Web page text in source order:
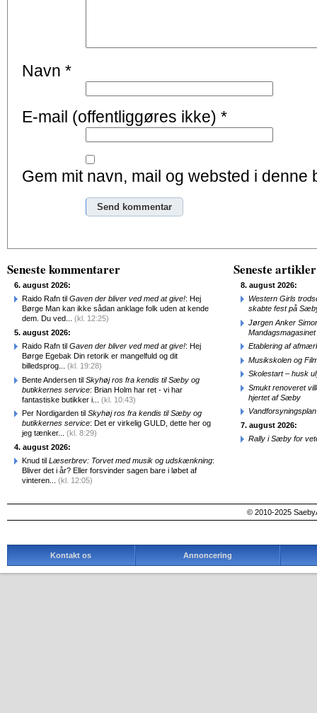
Navn *
E-mail (offentliggøres ikke) *
Gem mit navn, mail og websted i
Seneste kommentarer
6. august 2026:
Raido Rafn til Gaven der bliver ved med at give!: Hej
Børge Man kan ikke sådan anklage folk uden at kende
dem. Du ved... (kl. 12:25)
5. august 2026:
Raido Rafn til Gaven der bliver ved med at give!: Hej
Børge Egebak Din retorik er mangelfuld og dit
billedsprog... (kl. 19:28)
Bente Andersen til Skyhøj ros fra kendis til Sæby og
butikkernes service: Brian Holm har ret - vi har
fantastiske butikker i... (kl. 10:43)
Per Nordigarden til Skyhøj ros fra kendis til Sæby og
butikkernes service: Det er virkelig GULD, dette her og
jeg tænker... (kl. 8:29)
4. august 2026:
Knud til Læserbrev: Torvet med musik og udskænkning:
Bliver det i år? Eller forsvinder sagen bare i løbet af
vinteren... (kl. 12:05)
Seneste artikler
8. august 2026:
Western Girls
skabte fest på
Jørgen Anker
Mandagsmagasinet
Etablering af
Musikskolen og
Skolestart – husk
Smukt renoveret
hjertet af Sæby
7. august 2026:
Rally i Sæby for
© 2010-2025
Kontakt os Annoncering